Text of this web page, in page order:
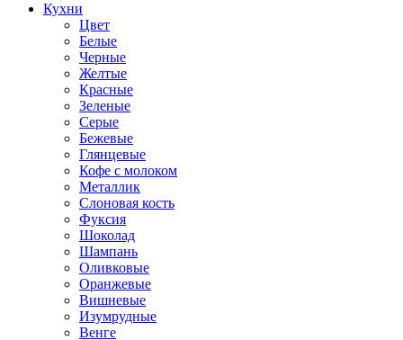
Кухни
Цвет
Белые
Черные
Желтые
Красные
Зеленые
Серые
Бежевые
Глянцевые
Кофе с молоком
Металлик
Слоновая кость
Фуксия
Шоколад
Шампань
Оливковые
Оранжевые
Вишневые
Изумрудные
Венге